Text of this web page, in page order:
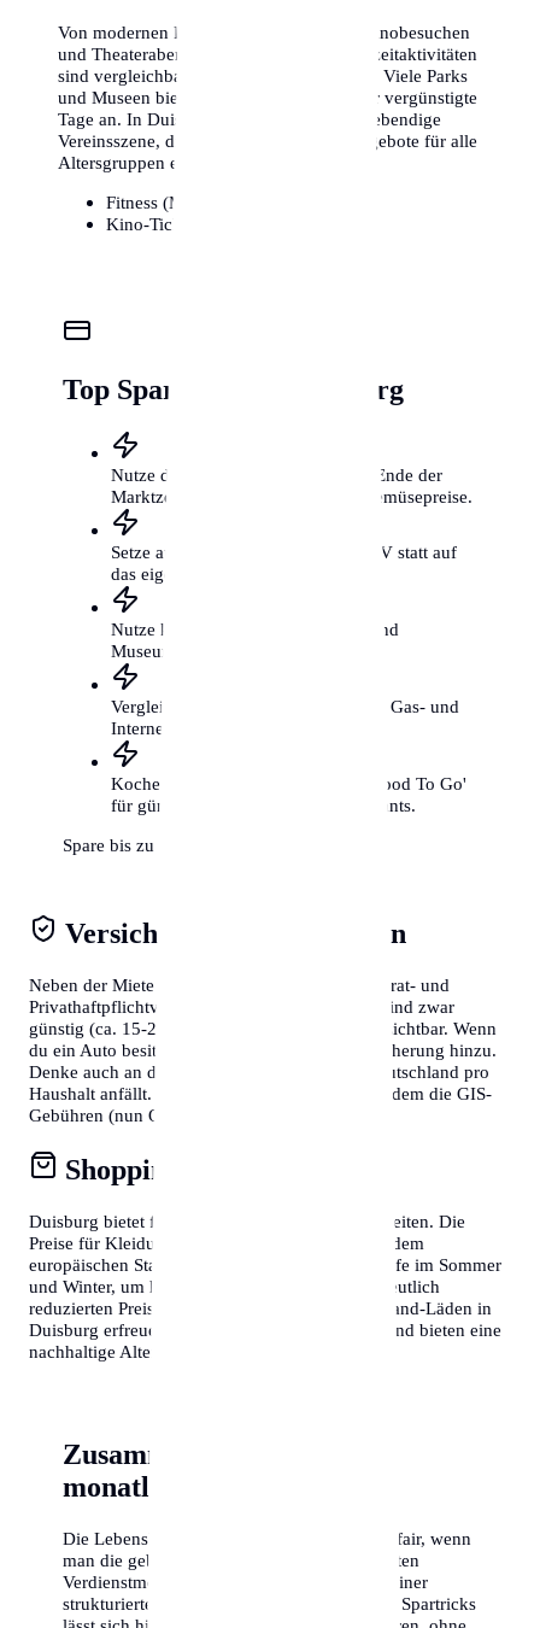
Von modernen Fitnessstudios bis hin zu Kinobesuchen
und Theaterabenden – die Kosten für Freizeitaktivitäten
sind vergleichbar mit anderen Metropolen. Viele Parks
und Museen bieten zudem kostenlose oder vergünstigte
Tage an. In Duisburg gibt es zudem eine lebendige
Vereinsszene, die kostengünstige Sportangebote für alle
Altersgruppen ermöglicht.
Fitness (Monat):
Kino-Ticket:
Top Spartipps für Duisburg
Nutze die Wochenmärkte kurz vor Ende der
Marktzeit für günstige Obst- und Gemüsepreise.
Setze auf das Fahrrad und den ÖPNV statt auf
das eigene Auto.
Nutze kostenfreie Kulturangebote und
Museumstage.
Vergleiche regelmäßig deine Strom-, Gas- und
Internetverträge.
Koche öfter selbst und nutze 'Too Good To Go'
für günstige Mahlzeiten aus Restaurants.
Spare bis zu 300€ mtl.
Versicherungen & Abgaben
Neben der Miete solltest du Kosten für die Hausrat- und
Privathaftpflichtversicherung einplanen. Diese sind zwar
günstig (ca. 15-20€/Monat), aber absolut unverzichtbar. Wenn
du ein Auto besitzt, kommen Steuern und Versicherung hinzu.
Denke auch an den Rundfunkbeitrag, der in Deutschland pro
Haushalt anfällt. Wer in Österreich lebt, muss zudem die GIS-
Gebühren (nun ORF-Beitrag) berücksichtigen.
Shopping & Konsum
Duisburg bietet fantastische Shopping-Möglichkeiten. Die
Preise für Kleidung und Elektronik entsprechen dem
europäischen Standard. Nutze die Schlussverkäufe im Sommer
und Winter, um hochwertige Markenartikel zu deutlich
reduzierten Preisen zu erstehen. Auch Second-Hand-Läden in
Duisburg erfreuen sich wachsender Beliebtheit und bieten eine
nachhaltige Alternative zum Neukauf.
Zusammenfassung der
monatlichen Kosten
Die Lebenshaltungskosten in Duisburg sind fair, wenn
man die gebotene Lebensqualität und die guten
Verdienstmöglichkeiten berücksichtigt. Mit einer
strukturierten Planung und ein paar cleveren Spartricks